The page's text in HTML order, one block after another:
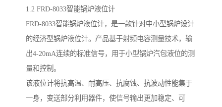
1.2 FRD-8033智能锅炉液位计
FRD-8033智能锅炉液位计，是一款针对中小型锅炉设计
的经济型锅炉液位计。产品基于射频电容测量技术，输
出4-20mA连续的标准信号，用于小型锅炉汽包液位的测
量和控制。
该液位计将抗高温、耐高压、抗腐蚀、抗波动性能集于
一身，变送部分利用器件，使信号输出更加稳定、可